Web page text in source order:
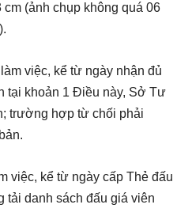
(ảnh chụp không quá 06
việc, kể từ ngày nhận đủ
tại khoản 1 Điều này, Sở Tư
trường hợp từ chối phải
việc, kể từ ngày cấp Thẻ đấu
tải danh sách đấu giá viên